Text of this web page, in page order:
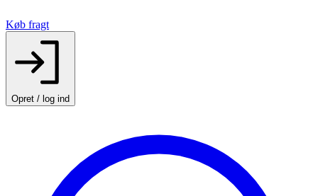
Køb fragt
Opret / log ind